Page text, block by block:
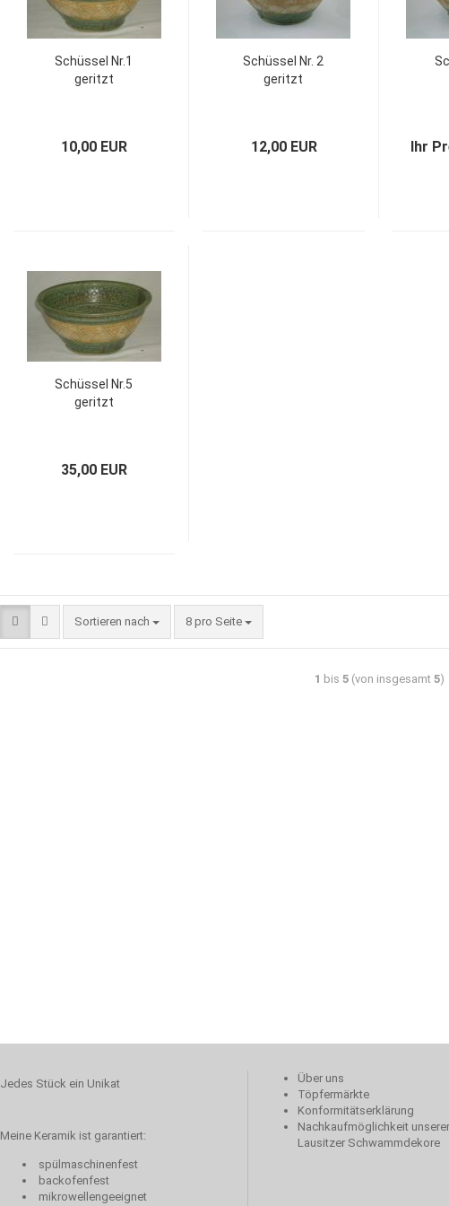
Schüssel Nr.1
geritzt
10,00 EUR
Schüssel Nr. 2
geritzt
12,00 EUR Ihr
Schüssel Nr.5
geritzt
35,00 EUR
Sortieren nach 8 pro Seite
1 bis 5(von insgesamt 5)
Jedes Stück ein Unikat
Meine Keramik ist garantiert:
spülmaschinenfest
backofenfest
mikrowellengeeignet
Über uns
Töpfermärkte
Konformitätserklärung
Nachkaufmöglichkeit
Lausitzer Schwammdekore